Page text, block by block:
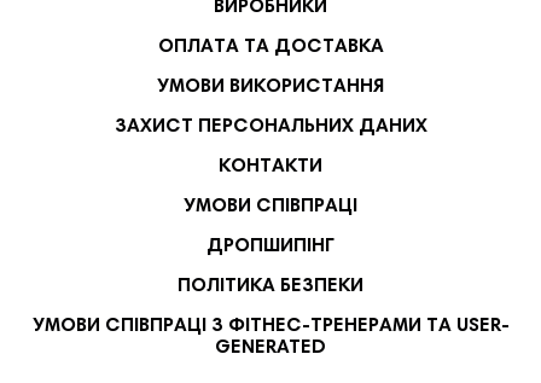
ВИРОБНИКИ
ОПЛАТА ТА ДОСТАВКА
УМОВИ ВИКОРИСТАННЯ
ЗАХИСТ ПЕРСОНАЛЬНИХ ДАНИХ
КОНТАКТИ
УМОВИ СПІВПРАЦІ
ДРОПШИПІНГ
ПОЛІТИКА БЕЗПЕКИ
УМОВИ СПІВПРАЦІ З ФІТНЕС-ТРЕНЕРАМИ ТА USER-
GENERATED